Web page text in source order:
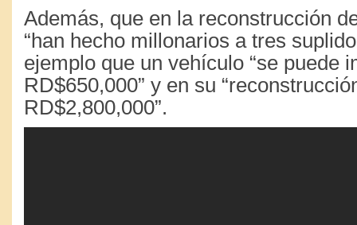
Además, que en la reconstrucción
“han hecho millonarios a tres
ejemplo que un vehículo “se puede
RD$650,000” y en su
RD$2,800,000”.